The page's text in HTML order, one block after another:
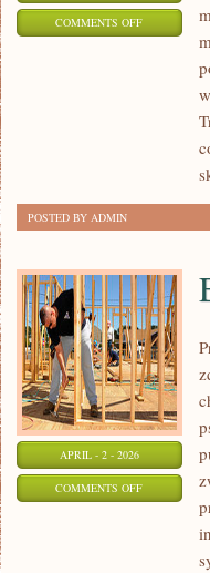
COMMENTS OFFON
POSTED BY ADMIN
APRIL - 2 - 2026
COMMENTS OFFON
EGZOTYKA
ZWIERZĘTA